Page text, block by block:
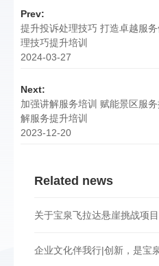
Prev:
提升投诉处理技巧 打造卓越服
理技巧提升培训
2024-03-27
Next:
加强讲解服务培训 赋能景区服
解服务提升培训
2023-12-20
Related news
关于宝泉飞拉达悬崖挑战项
企业文化伴我行|创新，是宝